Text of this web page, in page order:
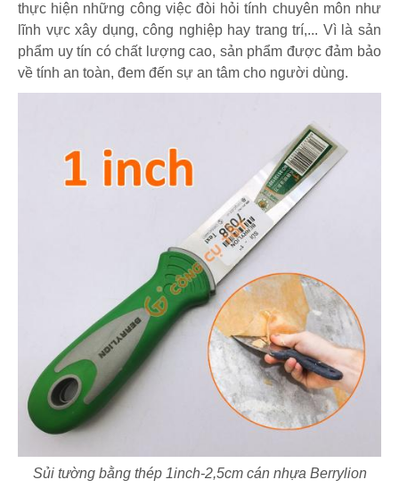
thực hiện những công việc đòi hỏi tính chuyên môn như
lĩnh vực xây dụng, công nghiệp hay trang trí,... Vì là sản
phẩm uy tín có chất lượng cao, sản phẩm được đảm bảo
về tính an toàn, đem đến sự an tâm cho người dùng.
Sủi tường bằng thép 1inch-2,5cm cán nhựa Berrylion